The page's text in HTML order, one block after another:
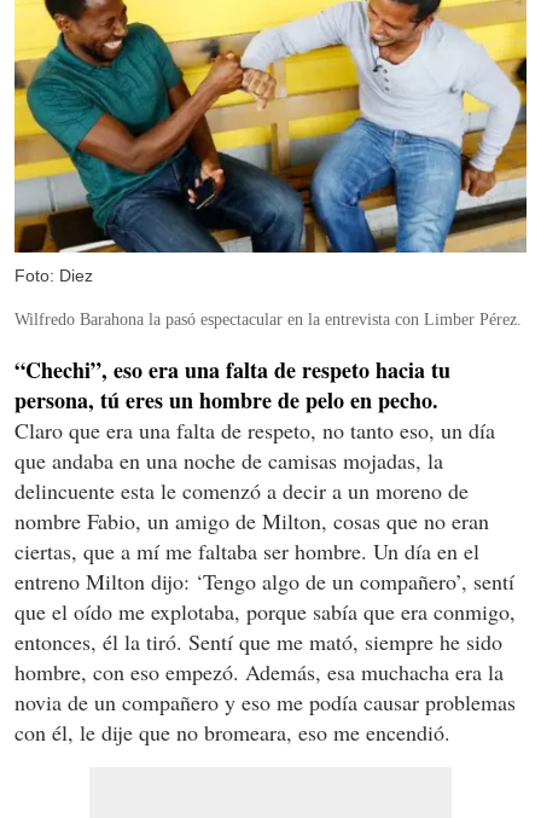
Foto: Diez
Wilfredo Barahona la pasó espectacular en la entrevista con Limber Pérez.
“Chechi”, eso era una falta de respeto hacia tu
persona, tú eres un hombre de pelo en pecho.
Claro que era una falta de respeto, no tanto eso, un día
que andaba en una noche de camisas mojadas, la
delincuente esta le comenzó a decir a un moreno de
nombre Fabio, un amigo de Milton, cosas que no eran
ciertas, que a mí me faltaba ser hombre. Un día en el
entreno Milton dijo: ‘Tengo algo de un compañero’, sentí
que el oído me explotaba, porque sabía que era conmigo,
entonces, él la tiró. Sentí que me mató, siempre he sido
hombre, con eso empezó. Además, esa muchacha era la
novia de un compañero y eso me podía causar problemas
con él, le dije que no bromeara, eso me encendió.